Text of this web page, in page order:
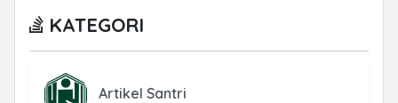
KATEGORI
Artikel Santri